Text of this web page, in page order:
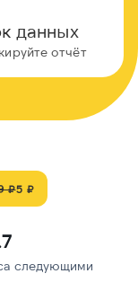
данных
отчёт
₽5 ₽
следующими